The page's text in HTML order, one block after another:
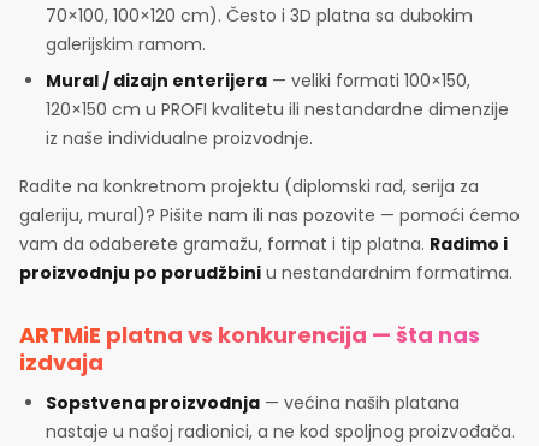
70×100, 100×120 cm). Često i 3D platna sa dubokim
galerijskim ramom.
Mural / dizajn enterijera — veliki formati 100×150,
120×150 cm u PROFI kvalitetu ili nestandardne dimenzije
iz naše individualne proizvodnje.
Radite na konkretnom projektu (diplomski rad, serija za
galeriju, mural)? Pišite nam ili nas pozovite — pomoći ćemo
vam da odaberete gramažu, format i tip platna. Radimo i
proizvodnju po porudžbini u nestandardnim formatima.
ARTMiE platna vs konkurencija — šta nas
izdvaja
Sopstvena proizvodnja — većina naših platana
nastaje u našoj radionici, a ne kod spoljnog proizvođača.